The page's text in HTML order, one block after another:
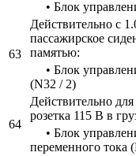
• Блок
63
Действительно с
пассажирское
памятью:
• Блок
(N32 / 2)
64
Действительно
розетка 115 В в
• Блок
переменного тока